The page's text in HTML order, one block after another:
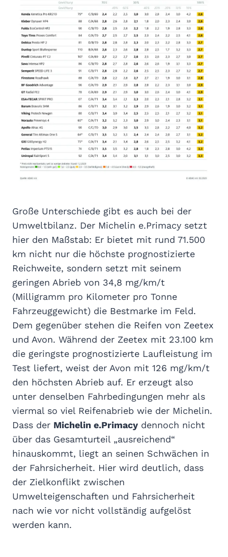
Große Unterschiede gibt es auch bei der
Umweltbilanz. Der Michelin e.Primacy setzt
hier den Maßstab: Er bietet mit rund 71.500
km nicht nur die höchste prognostizierte
Reichweite, sondern setzt mit seinem
geringen Abrieb von 34,8 mg/km/t
(Milligramm pro Kilometer pro Tonne
Fahrzeuggewicht) die Bestmarke im Feld.
Dem gegenüber stehen die Reifen von Zeetex
und Avon. Während der Zeetex mit 23.100 km
die geringste prognostizierte Laufleistung im
Test liefert, weist der Avon mit 126 mg/km/t
den höchsten Abrieb auf. Er erzeugt also
unter denselben Fahrbedingungen mehr als
viermal so viel Reifenabrieb wie der Michelin.
Dass der Michelin e.Primacy dennoch nicht
über das Gesamturteil „ausreichend“
hinauskommt, liegt an seinen Schwächen in
der Fahrsicherheit. Hier wird deutlich, dass
der Zielkonflikt zwischen
Umwelteigenschaften und Fahrsicherheit
nach wie vor nicht vollständig aufgelöst
werden kann.